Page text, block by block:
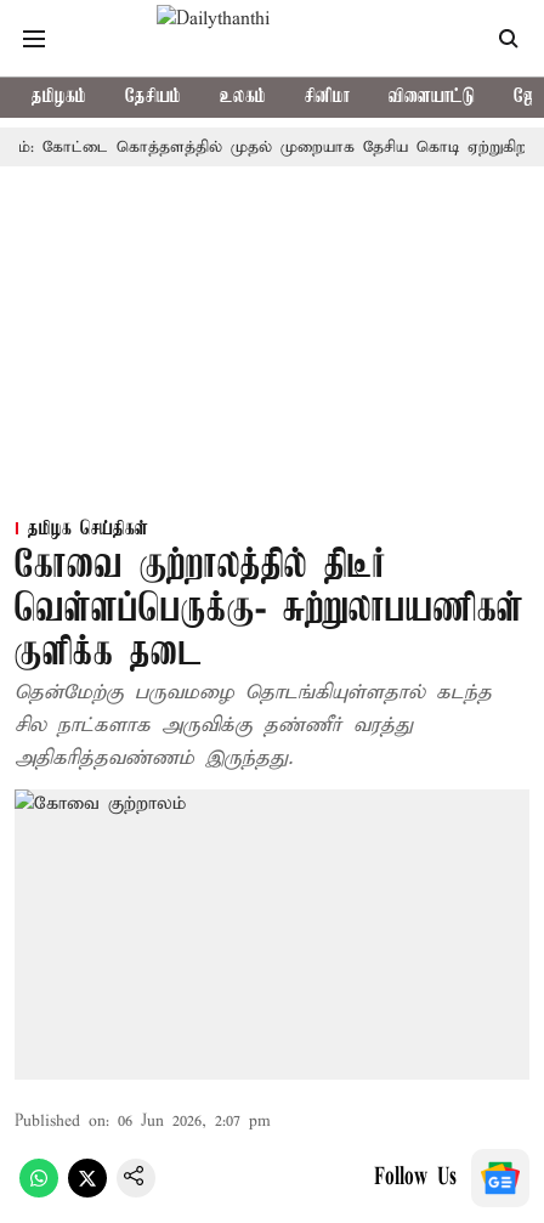
தமிழகம் தேசியம் உலகம் சினிமா விளையாட்டு
கோட்டை கொத்தளத்தில் முதல் முறையாக தேசிய கொடி ஏற்றுகிறார்,
தமிழக செய்திகள்
கோவை குற்றாலத்தில் திடீர்
வெள்ளப்பெருக்கு- சுற்றுலாபயணிகள்
குளிக்க தடை
தென்மேற்கு பருவமழை தொடங்கியுள்ளதால் கடந்த
சில நாட்களாக அருவிக்கு தண்ணீர் வரத்து
அதிகரித்தவண்ணம் இருந்தது.
Published on: 06 Jun 2026, 2:07 pm
Follow Us